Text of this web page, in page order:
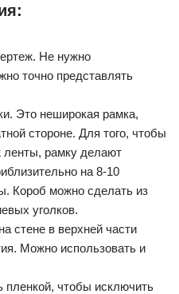
Не нужно
точно представлять
Это неширокая рамка,
стороне. Для того, чтобы
ленты, рамку делают
на 8-10
Короб можно сделать из
уголков.
стене в верхней части
Можно использовать и
пленкой, чтобы исключить